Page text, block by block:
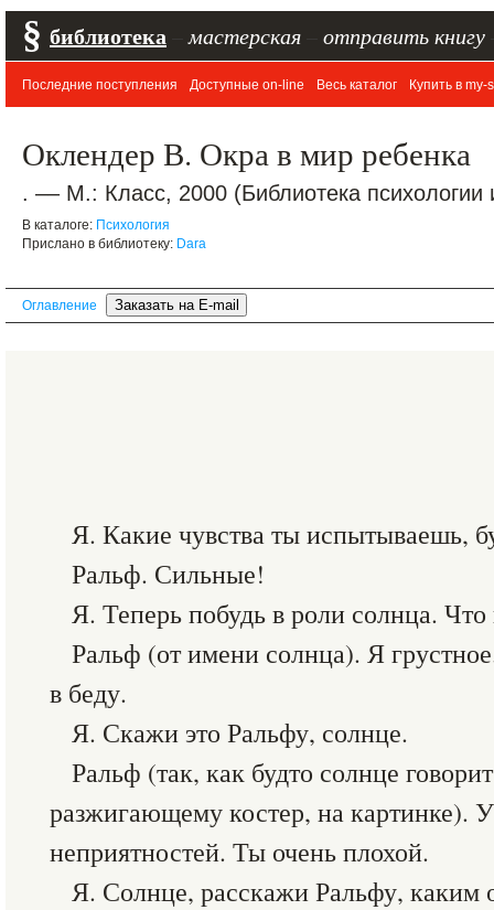
§ библиотека мастерская отправить книгу
Последние поступления Доступные on-line Весь каталог Купить в my-
Оклендер В. Окра в мир ребенка
. –– М.: Класс, 2000 (Библиотека
В каталоге: Психология
Прислано в библиотеку: Dara
Оглавление
Я. Какие чувства ты испытываешь,
Ральф. Сильные!
Я. Теперь побудь в роли солнца. Что
Ральф (от имени солнца). Я
в беду.
Я. Скажи это Ральфу, солнце.
Ральф (так, как будто солнце
разжигающему костер, на картинке).
неприятностей. Ты очень плохой.
Я. Солнце, расскажи Ральфу, каким